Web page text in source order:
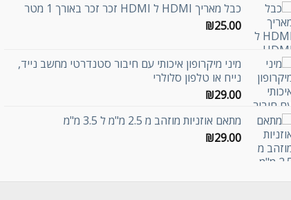
כבל מאריך HDMI ל HDMI זכר זכר באורך 1 מטר
₪25.00
מיני מיקרופון איכותי עם חיבור סטנדרטי מחשב נייד,
נייח או טלפון סלולרי
₪29.00
מתאם אוזניות מוזהב מ 2.5 מ"מ ל 3.5 מ"מ
₪29.00